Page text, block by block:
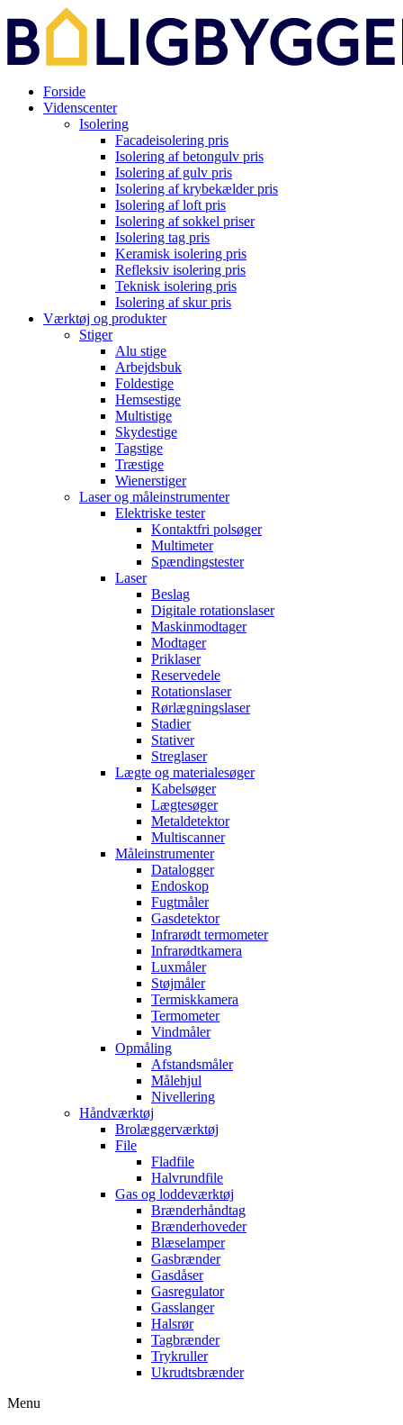
Forside
Videnscenter
Isolering
Facadeisolering pris
Isolering af betongulv pris
Isolering af gulv pris
Isolering af krybekælder pris
Isolering af loft pris
Isolering af sokkel priser
Isolering tag pris
Keramisk isolering pris
Refleksiv isolering pris
Teknisk isolering pris
Isolering af skur pris
Værktøj og produkter
Stiger
Alu stige
Arbejdsbuk
Foldestige
Hemsestige
Multistige
Skydestige
Tagstige
Træstige
Wienerstiger
Laser og måleinstrumenter
Elektriske tester
Kontaktfri polsøger
Multimeter
Spændingstester
Laser
Beslag
Digitale rotationslaser
Maskinmodtager
Modtager
Priklaser
Reservedele
Rotationslaser
Rørlægningslaser
Stadier
Stativer
Streglaser
Lægte og materialesøger
Kabelsøger
Lægtesøger
Metaldetektor
Multiscanner
Måleinstrumenter
Datalogger
Endoskop
Fugtmåler
Gasdetektor
Infrarødt termometer
Infrarødtkamera
Luxmåler
Støjmåler
Termiskkamera
Termometer
Vindmåler
Opmåling
Afstandsmåler
Målehjul
Nivellering
Håndværktøj
Brolæggerværktøj
File
Fladfile
Halvrundfile
Gas og loddeværktøj
Brænderhåndtag
Brænderhoveder
Blæselamper
Gasbrænder
Gasdåser
Gasregulator
Gasslanger
Halsrør
Tagbrænder
Trykruller
Ukrudtsbrænder
Menu